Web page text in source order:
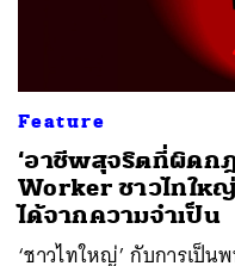
Feature
‘อาชีพสุจริตที่ผิดกฎ
Worker ชาวไทให
ได้จากความจำเป็น
‘ชาวไทใหญ่’ กับการเป็น